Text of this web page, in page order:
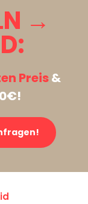
→
Preis&